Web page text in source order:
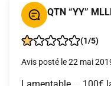
QTN “YY”
(1/5)
Avis posté le 22 mai